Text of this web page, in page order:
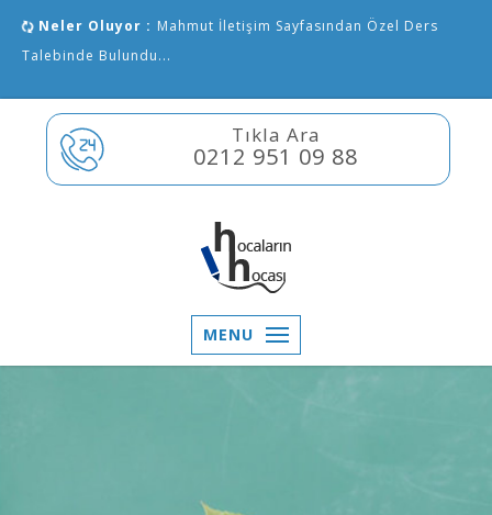
Neler Oluyor : Mahmut İletişim Sayfasından Özel Ders
Talebinde Bulundu...
Tıkla Ara
0212 951 09 88
MENU